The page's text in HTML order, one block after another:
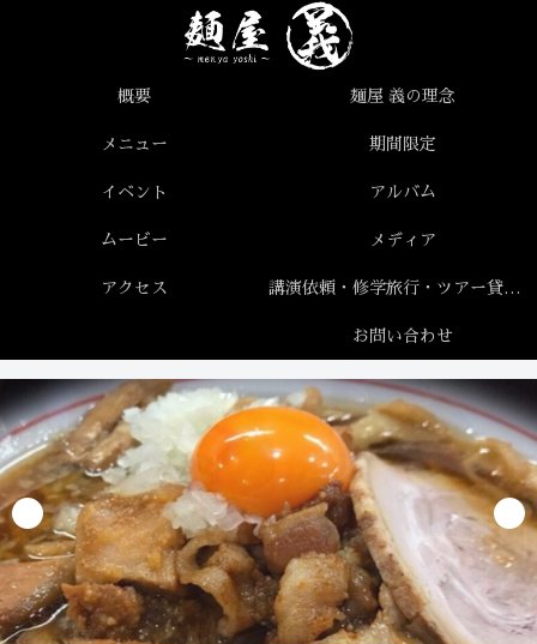
概要 麺屋 義の理念
メニュー 期間限定
イベント アルバム
ムービー メディア
アクセス 講演依頼・修学旅行・ツアー貸切について
お問い合わせ